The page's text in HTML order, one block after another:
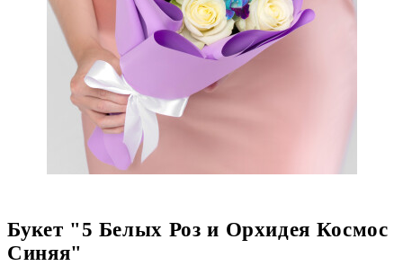
Букет "5 Белых Роз и Орхидея Космос
Синяя"